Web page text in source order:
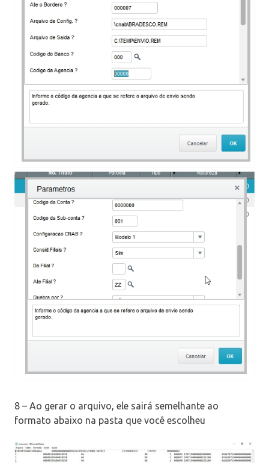
8 – Ao gerar o arquivo, ele sairá semelhante ao
formato abaixo na pasta que você escolheu